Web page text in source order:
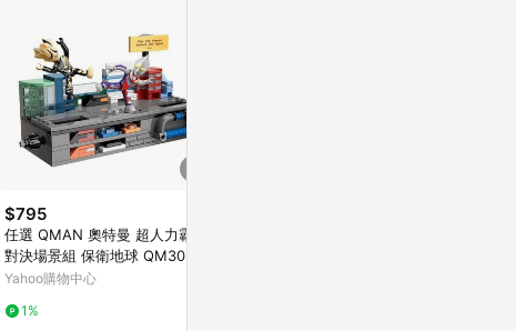
$795
任選 QMAN 奧特曼 超人力霸王
對決場景組 保衛地球 QM30513
啟蒙積木 公司貨
Yahoo購物中心
1%